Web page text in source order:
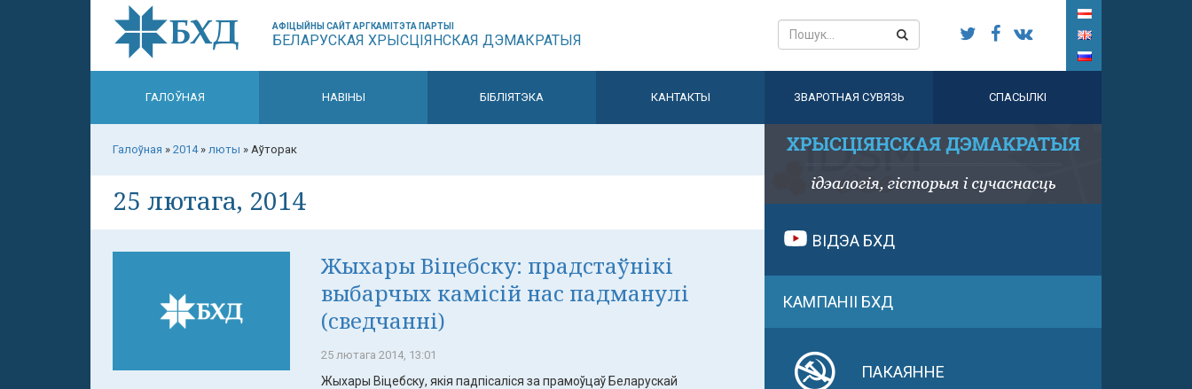
АФІЦЫЙНЫ САЙТ АРГКАМІТЭТА ПАРТЫІ
БЕЛАРУСКАЯ ХРЫСЦІЯНСКАЯ ДЭМАКРАТЫЯ
ГАЛОЎНАЯ НАВІНЫ БІБЛІЯТЭКА КАНТАКТЫ ЗВАРОТНАЯ СУВЯЗЬ СПАСЫЛКІ
Галоўная » 2014» люты » Аўторак
25 лютага, 2014
Жыхары Віцебску: прадстаўнікі
выбарчых камісій нас падманулі
(сведчанні)
25 лютага 2014, 13:01
Жыхары Віцебску, якія падпісаліся за прамоўцаў Беларускай
ВІДЭА БХД
КАМПАНІІ БХД
ПАКАЯННЕ